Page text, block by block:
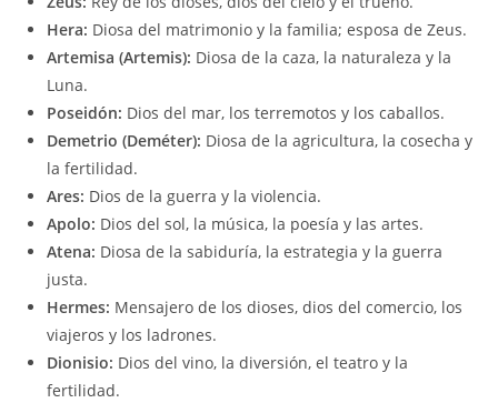
Hera: Diosa del matrimonio y la familia; esposa de Zeus.
Artemisa (Artemis): Diosa de la caza, la naturaleza y la
Luna.
Poseidón: Dios del mar, los terremotos y los caballos.
Demetrio (Deméter): Diosa de la agricultura, la cosecha y
la fertilidad.
Ares: Dios de la guerra y la violencia.
Apolo: Dios del sol, la música, la poesía y las artes.
Atena: Diosa de la sabiduría, la estrategia y la guerra
justa.
Hermes: Mensajero de los dioses, dios del comercio, los
viajeros y los ladrones.
Dionisio: Dios del vino, la diversión, el teatro y la
fertilidad.